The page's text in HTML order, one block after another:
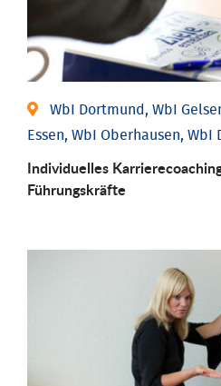
WbI Dortmund, WbI
Essen, WbI Oberhausen, WbI
Individu­elles
Führungs­kräfte